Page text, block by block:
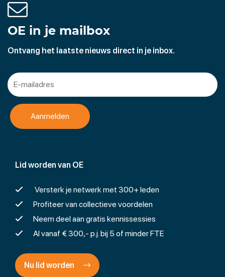
Lid worden van OE
Versterk je netwerk met 300+ leden
Profiteer van collectieve voordelen
Neem deel aan gratis kennissessies
Al vanaf € 300,- p.j. bij 5 of minder FTE
Nu lid worden
OE in je mailbox
Ontvang het laatste nieuws direct in je inbox.